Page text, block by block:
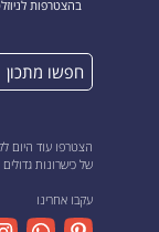
בהצטרפות
הצטרפו עוד היום
של כישרונות
עקבו אחרינו